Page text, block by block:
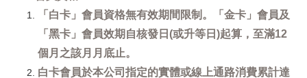
「白卡」會員資格無有效期間限制。「金卡」會員及
「黑卡」會員效期自核發日(或升等日)起算，至滿12
個月之該月月底止。
白卡會員於本公司指定的實體或線上通路消費累計達